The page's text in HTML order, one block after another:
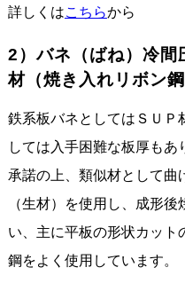
詳しくはこちらから
2）バネ（ばね）冷間
材（焼き入れリボン
鉄系板バネとしてはＳＵＰ
しては入手困難な板厚も
承諾の上、類似材として
（生材）を使用し、成形
い、主に平板の形状カット
鋼をよく使用しています。